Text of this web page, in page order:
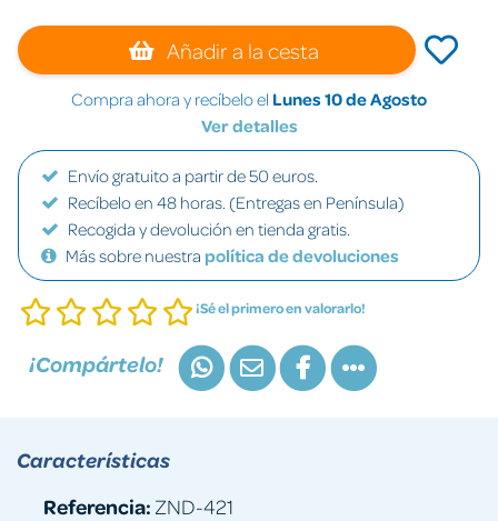
Añadir a la cesta
Compra ahora y recíbelo el Lunes 10 de Agosto
Ver detalles
Envío gratuito a partir de 50 euros.
Recíbelo en 48 horas. (Entregas en Península)
Recogida y devolución en tienda gratis.
Más sobre nuestra política de devoluciones
¡Sé el primero en valorarlo!
¡Compártelo!
Características
Referencia: ZND-421